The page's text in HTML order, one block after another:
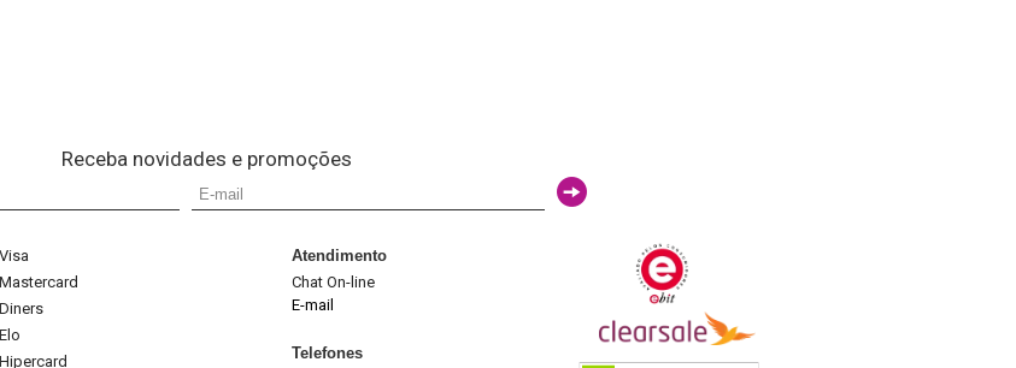
Receba novidades e promoções
Visa
Mastercard
Diners
Elo
Hipercard
Atendimento
Chat On-line
E-mail
Telefones